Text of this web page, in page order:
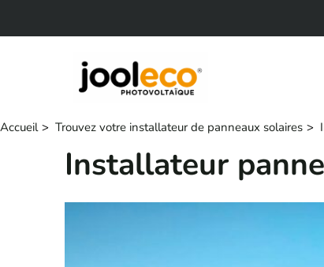
Accueil Trouvez votre installateur de panneaux solaires
Installateur